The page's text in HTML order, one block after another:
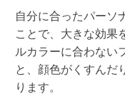
自分に合ったパーソ
ことで、大きな効果
ルカラーに合わない
と、顔色がくすんだ
ります。